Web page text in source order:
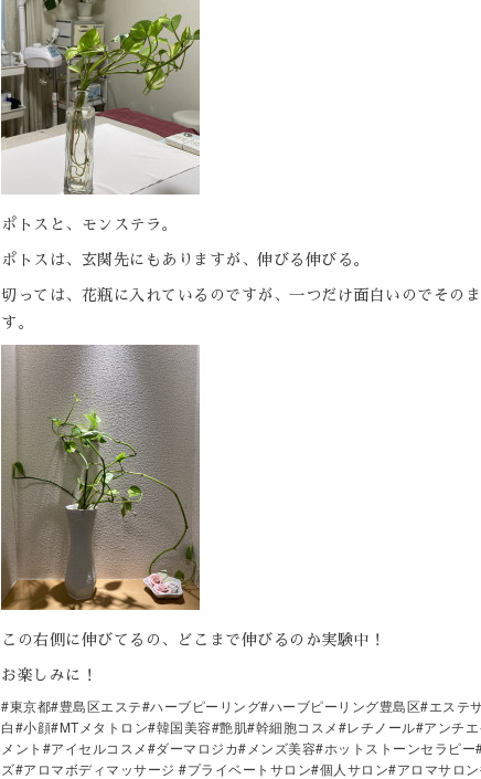
ポトスと、モンステラ。
ポトスは、玄関先にもありますが、伸びる伸びる。
切っては、花瓶に入れているのですが、一つだけ面白いのでその
す。
この右側に伸びてるの、どこまで伸びるのか実験中！
お楽しみに！
#東京都#豊島区エステ#ハーブピーリング#ハーブピーリング豊島区#エステ
白#小顔#MTメタトロン#韓国美容#艶肌#幹細胞コスメ#レチノール#アンチ
メント#アイセルコスメ#ダーマロジカ#メンズ美容#ホットストーンセラピ
ズ#アロマボディマッサージ #プライベートサロン#個人サロン#アロマサロ